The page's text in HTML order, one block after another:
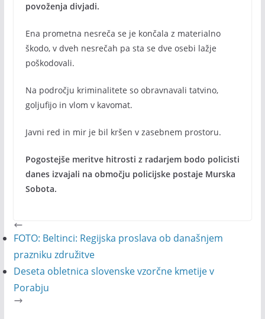
povoženja divjadi.
Ena prometna nesreča se je končala z materialno
škodo, v dveh nesrečah pa sta se dve osebi lažje
poškodovali.
Na področju kriminalitete so obravnavali tatvino,
goljufijo in vlom v kavomat.
Javni red in mir je bil kršen v zasebnem prostoru.
Pogostejše meritve hitrosti z radarjem bodo policisti
danes izvajali na območju policijske postaje Murska
Sobota.
FOTO: Beltinci: Regijska proslava ob današnjem
prazniku združitve
Deseta obletnica slovenske vzorčne kmetije v
Porabju